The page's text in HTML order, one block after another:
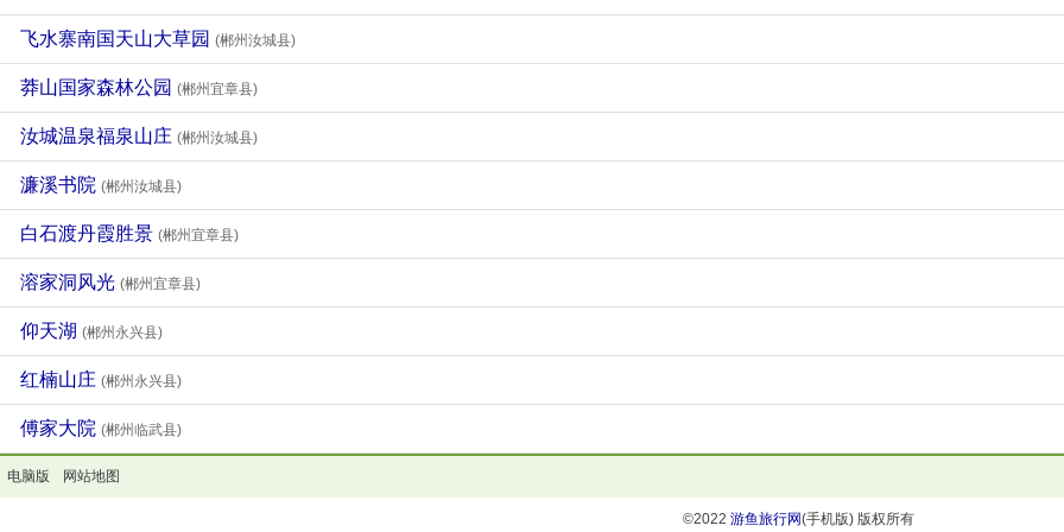
飞水寨南国天山大草园 (郴州汝城县)
莽山国家森林公园 (郴州宜章县)
汝城温泉福泉山庄 (郴州汝城县)
濂溪书院 (郴州汝城县)
白石渡丹霞胜景 (郴州宜章县)
溶家洞风光 (郴州宜章县)
仰天湖 (郴州永兴县)
红楠山庄 (郴州永兴县)
傅家大院 (郴州临武县)
电脑版 网站地图
©2022 游鱼旅行网(手机版) 版权所有